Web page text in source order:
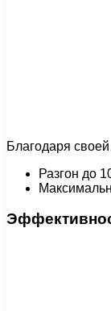
Благодаря
Разгон до